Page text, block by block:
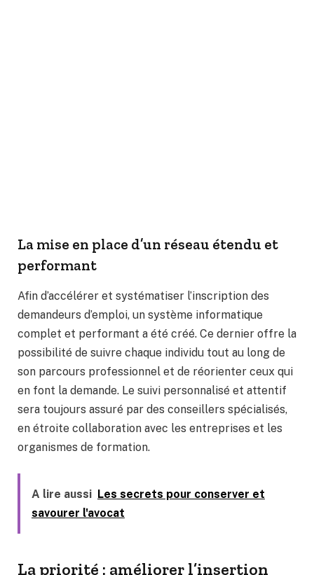
La mise en place d’un réseau étendu et
performant
Afin d’accélérer et systématiser l’inscription des
demandeurs d’emploi, un système informatique
complet et performant a été créé. Ce dernier offre la
possibilité de suivre chaque individu tout au long de
son parcours professionnel et de réorienter ceux qui
en font la demande. Le suivi personnalisé et attentif
sera toujours assuré par des conseillers spécialisés,
en étroite collaboration avec les entreprises et les
organismes de formation.
A lire aussi Les secrets pour conserver et
savourer l'avocat
La priorité : améliorer l’insertion